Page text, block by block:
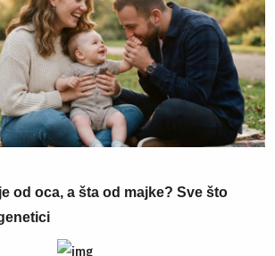
od oca, a šta od majke? Sve što